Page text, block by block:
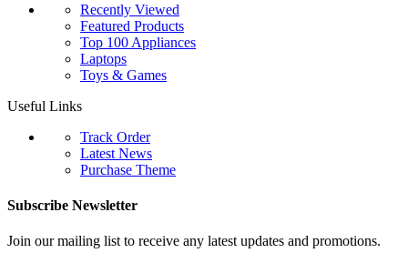
Recently Viewed
Featured Products
Top 100 Appliances
Laptops
Toys & Games
Useful Links
Track Order
Latest News
Purchase Theme
Subscribe Newsletter
Join our mailing list to receive any latest updates and promotions.